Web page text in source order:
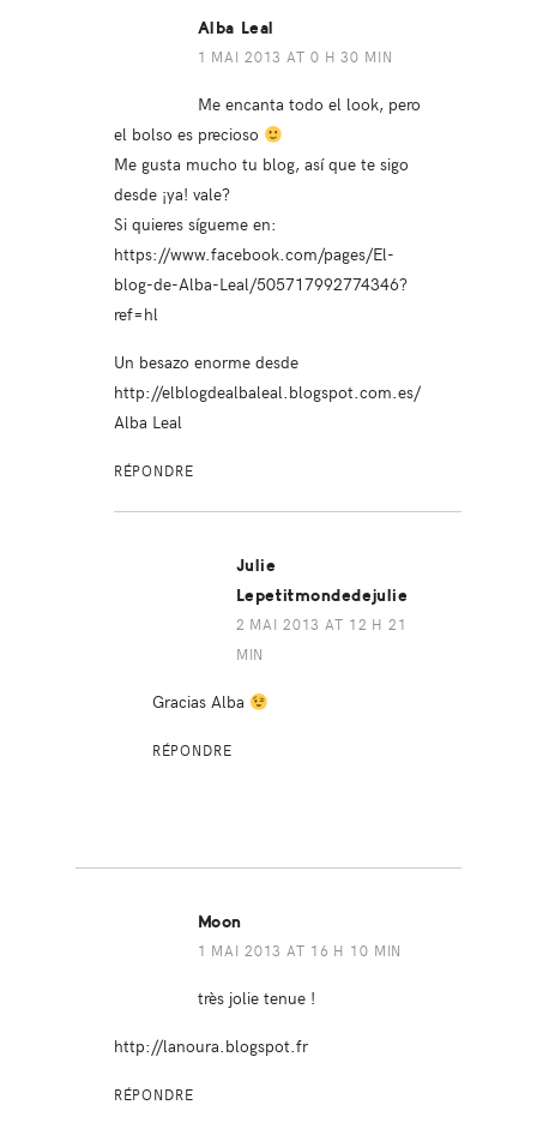
Alba Leal
1 MAI 2013 AT 0 H 30 MIN
Me encanta todo el look, pero
el bolso es precioso
Me gusta mucho tu blog, así que te sigo
desde ¡ya! vale?
Si quieres sígueme en:
https://www.facebook.com/pages/El-
blog-de-Alba-Leal/505717992774346?
ref=hl
Un besazo enorme desde
http://elblogdealbaleal.blogspot.com.es/
Alba Leal
RÉPONDRE
Julie
Lepetitmondedejulie
2 MAI 2013 AT 12 H 21
MIN
Gracias Alba
RÉPONDRE
Moon
1 MAI 2013 AT 16 H 10 MIN
très jolie tenue !
http://lanoura.blogspot.fr
RÉPONDRE